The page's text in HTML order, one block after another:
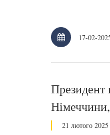
Президент
21 лютого